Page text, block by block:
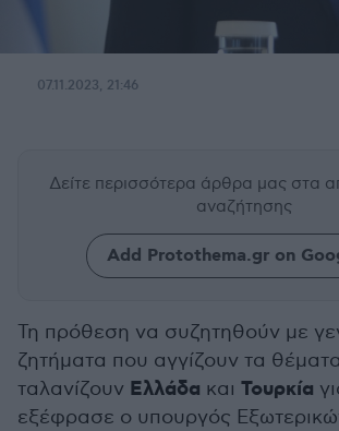
07.11.2023, 21:46
Δείτε περισσότερα άρθρα μας στα
αναζήτησης
Add Protothema.gr on
Τη πρόθεση να συζητηθούν με
ζητήματα που αγγίζουν τα
ταλανίζουν Ελλάδα και Τουρκία
εξέφρασε ο υπουργός